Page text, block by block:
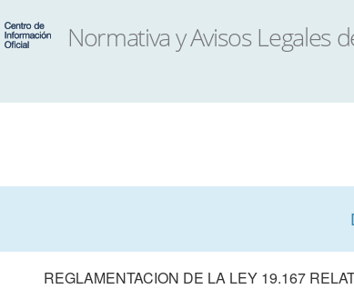
REGLAMENTACION DE LA LEY 19.167